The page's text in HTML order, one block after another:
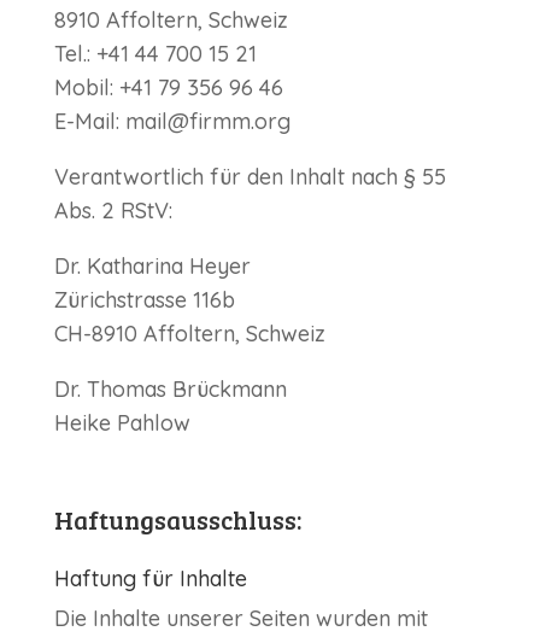
8910 Affoltern, Schweiz
Tel.: +41 44 700 15 21
Mobil: +41 79 356 96 46
E-Mail: mail@firmm.org
Verantwortlich für den Inhalt nach § 55
Abs. 2 RStV:
Dr. Katharina Heyer
Zürichstrasse 116b
CH-8910 Affoltern, Schweiz
Dr. Thomas Brückmann
Heike Pahlow
Haftungsausschluss:
Haftung für Inhalte
Die Inhalte unserer Seiten wurden mit